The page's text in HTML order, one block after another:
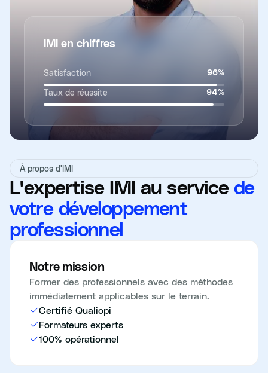
IMI en chiffres
Satisfaction 96%
Taux de réussite 94%
À propos d'IMI
L'expertise IMI au service de
votre développement
professionnel
Notre mission
Former des professionnels avec des méthodes
immédiatement applicables sur le terrain.
Certifié Qualiopi
Formateurs experts
100% opérationnel